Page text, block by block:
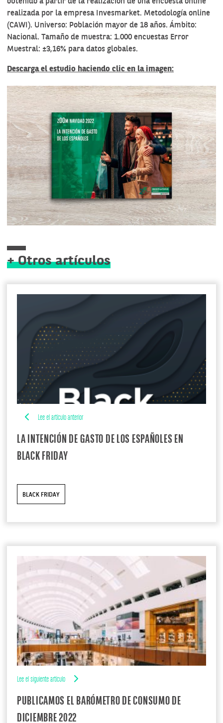
obtenido a partir de la realización de una encuesta online
realizada por la empresa Invesmarket. Metodología online
(CAWI). Universo: Población mayor de 18 años. Ámbito:
Nacional. Tamaño de muestra: 1.000 encuestas Error
Muestral: ±3,16% para datos globales.
Descarga el estudio haciendo clic en la imagen:
+ Otros artículos
Lee el artículo anterior
LA INTENCIÓN DE GASTO DE LOS ESPAÑOLES EN
BLACK FRIDAY
BLACK FRIDAY
Lee el siguiente artículo
PUBLICAMOS EL BARÓMETRO DE CONSUMO DE
DICIEMBRE 2022